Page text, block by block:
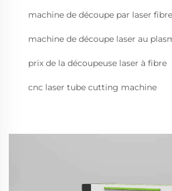
machine de découpe par laser
machine de découpe laser au
prix de la découpeuse laser à fibre
cnc laser tube cutting machine